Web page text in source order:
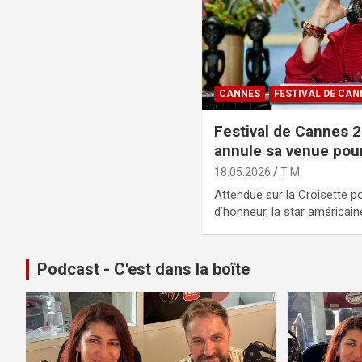
CANNES FESTIVAL DE
Festival de Cannes
annule sa venue
18.05.2026 T M
Attendue sur la Croisette
d’honneur, la star
Podcast - C'est dans la boîte